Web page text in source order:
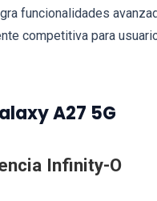
funcionalidades
competitiva para
A27 5G
Infinity-O